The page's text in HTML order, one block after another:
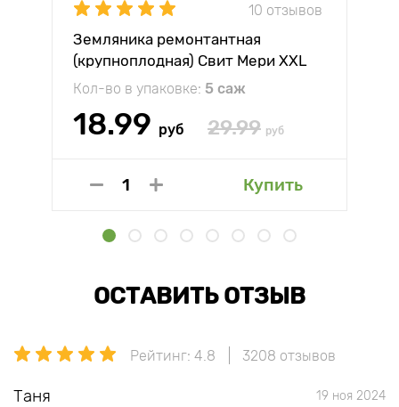
10 отзывов
Земляника ремонтантная
(крупноплодная) Свит Мери XXL
Кол-во в упаковке: 5 саж
18.99 руб 29.99 руб
Купить
ОСТАВИТЬ ОТЗЫВ
Рейтинг: 4.8 3208 отзывов
Таня 19 ноя 2024